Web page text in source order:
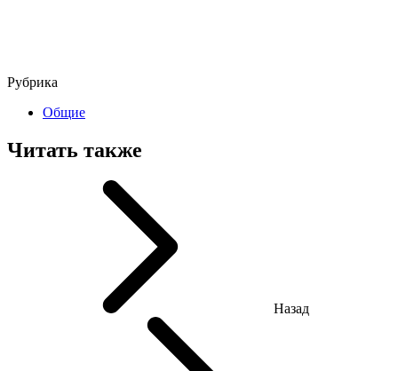
Рубрика
Общие
Читать также
Назад